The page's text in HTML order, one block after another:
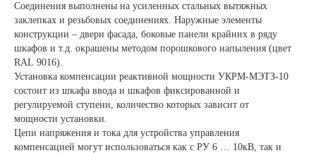
Соединения выполнены на усиленных стальных вытяжных
заклепках и резьбовых соединениях. Наружные элементы
конструкции – двери фасада, боковые панели крайних в ряду
шкафов и т.д. окрашены методом порошкового напыления (цвет
RAL 9016).
Установка компенсации реактивной мощности УКРМ-МЭТЗ-10
состоит из шкафа ввода и шкафов фиксированной и
регулируемой ступени, количество которых зависит от
мощности установки.
Цепи напряжения и тока для устройства управления
компенсацией могут использоваться как с РУ 6 … 10кВ, так и